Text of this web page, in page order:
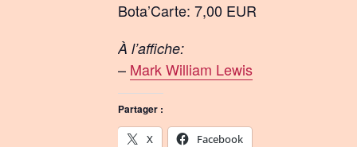
Bota’Carte: 7,00 EUR
À l’affiche:
– Mark William Lewis
Partager :
X Facebook